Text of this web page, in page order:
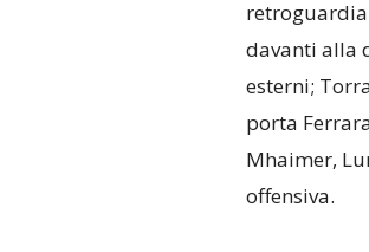
retroguardia
davanti alla
esterni;
porta
Mhaimer,
offensiva.